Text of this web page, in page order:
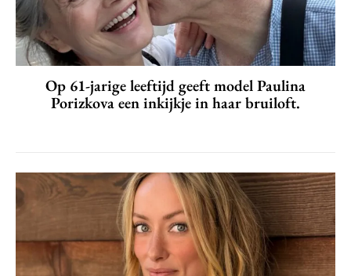
Op 61-jarige leeftijd geeft model Paulina
Porizkova een inkijkje in haar bruiloft.